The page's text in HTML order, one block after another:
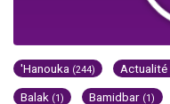
'Hanouka (244) Actualité
Balak (1) Bamidbar (1)